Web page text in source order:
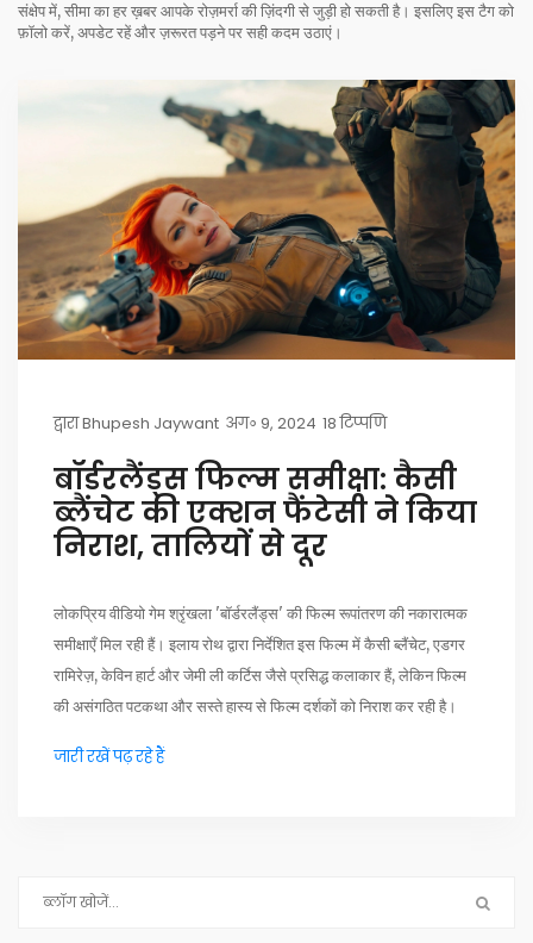
संक्षेप में, सीमा का हर ख़बर आपके रोज़मर्रा की ज़िंदगी से जुड़ी हो सकती है। इसलिए इस टैग को
फ़ॉलो करें, अपडेट रहें और ज़रूरत पड़ने पर सही कदम उठाएं।
द्वाराBhupesh Jaywant अग॰ 9, 2024 18 टिप्पणि
बॉर्डरलैंड्स फिल्म समीक्षा: कैसी
ब्लैंचेट की एक्शन फैंटेसी ने किया
निराश, तालियों से दूर
लोकप्रिय वीडियो गेम श्रृंखला 'बॉर्डरलैंड्स' की फिल्म रूपांतरण की नकारात्मक
समीक्षाएँ मिल रही हैं। इलाय रोथ द्वारा निर्देशित इस फिल्म में कैसी ब्लैंचेट, एडगर
रामिरेज़, केविन हार्ट और जेमी ली कर्टिस जैसे प्रसिद्ध कलाकार हैं, लेकिन फिल्म
की असंगठित पटकथा और सस्ते हास्य से फिल्म दर्शकों को निराश कर रही है।
जारी रखें पढ़ रहे हैं